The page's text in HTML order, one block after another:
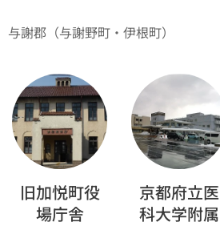
与謝郡（与謝野町・伊根町）
旧加悦町役
場庁舎
京都府立医
科大学附属